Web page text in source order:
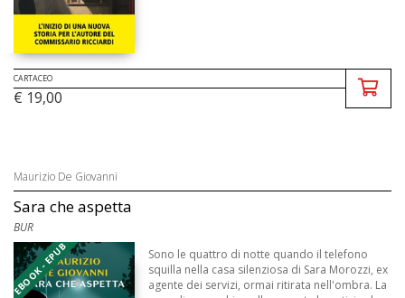
CARTACEO
€ 19,00
Maurizio De Giovanni
Sara che aspetta
BUR
EBOOK - EPUB
Sono le quattro di notte quando il telefono
squilla nella casa silenziosa di Sara Morozzi, ex
agente dei servizi, ormai ritirata nell'ombra. La